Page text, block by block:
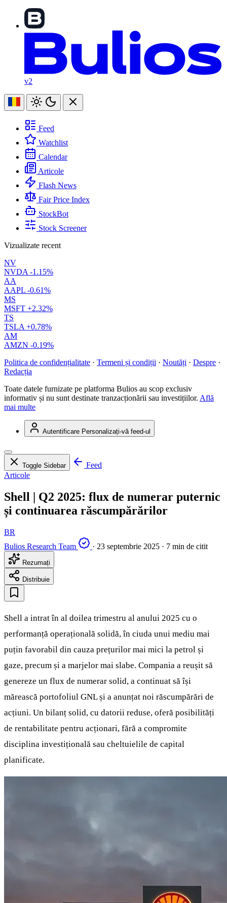
v2
Feed
Watchlist
Calendar
Articole
Flash News
Fair Price Index
StockBot
Stock Screener
Vizualizate recent
NV
NVDA -1.15%
AA
AAPL -0.61%
MS
MSFT +2.32%
TS
TSLA +0.78%
AM
AMZN -0.19%
Politica de confidențialitate · Termeni și condiții · Noutăți · Despre ·
Redacția
Toate datele furnizate pe platforma Bulios au scop exclusiv
informativ și nu sunt destinate tranzacționării sau investițiilor. Află
mai multe
Autentificare Personalizați-vă feed-ul
Toggle Sidebar
Feed
Articole
Shell | Q2 2025: flux de numerar puternic
și continuarea răscumpărărilor
BR
Bulios Research Team
· 23 septembrie 2025 · 7 min de citit
Rezumați
Distribuie
Shell a intrat în al doilea trimestru al anului 2025 cu o
performanță operațională solidă, în ciuda unui mediu mai
puțin favorabil din cauza prețurilor mai mici la petrol și
gaze, precum și a marjelor mai slabe. Compania a reușit să
genereze un flux de numerar solid, a continuat să își
mărească portofoliul GNL și a anunțat noi răscumpărări de
acțiuni. Un bilanț solid, cu datorii reduse, oferă posibilități
de rentabilitate pentru acționari, fără a compromite
disciplina investițională sau cheltuielile de capital
planificate.